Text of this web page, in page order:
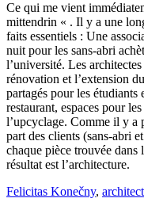
Ce qui me vient
mittendrin « . Il y a une
faits essentiels : Une
nuit pour les sans-abri
l’université. Les
rénovation et l’extension
partagés pour les étudiants
restaurant, espaces pour
l’upcyclage. Comme il y a
part des clients (sans-abri
chaque pièce trouvée dans
résultat est l’architecture.
Felicitas Konečny,